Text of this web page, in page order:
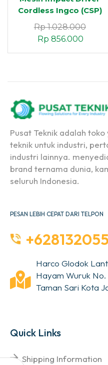
Cordless Ingco (CSP)
12V
Rp1.028.000
Rp 856.000
Pusat Teknik adalah
teknik untuk industri,
industri lainnya.
brand ternama dunia,
seluruh Indonesia.
PESAN LEBIH CEPAT DARI TELPON
Harco Glodok
Hayam Wuruk No.
Taman Sari Kota
Quick Links
Shipping Information